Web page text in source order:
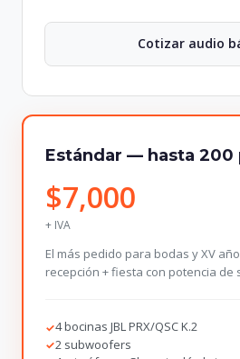
Cotizar audio
Estándar — hasta 200
$7,000
+ IVA
El más pedido para bodas y XV
recepción + fiesta con potencia de
✓4 bocinas JBL PRX/QSC K.2
✓2 subwoofers